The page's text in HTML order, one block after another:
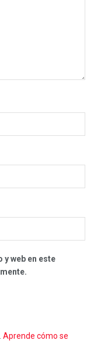
web en este
Aprende cómo se